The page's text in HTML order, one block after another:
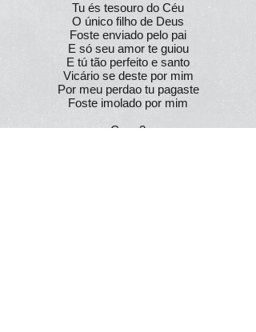
Tu és tesouro do Céu
O único filho de Deus
Foste enviado pelo pai
E só seu amor te guiou
E tú tão perfeito e santo
Vicário se deste por mim
Por meu perdao tu pagaste
Foste imolado por mim
Coro 2